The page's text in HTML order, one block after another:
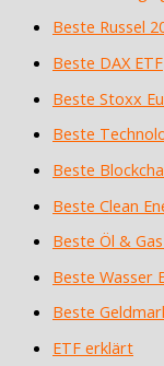
Beste Russel
Beste DAX ETF
Beste Stoxx
Beste
Beste
Beste Clean
Beste Öl &
Beste Wasser
Beste
ETF erklärt